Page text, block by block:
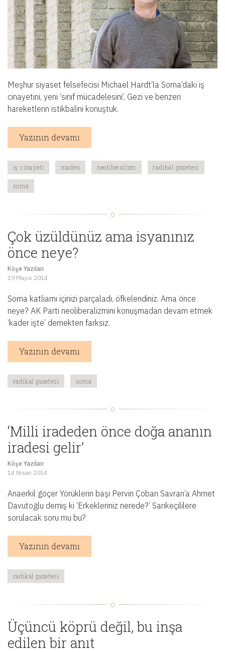
Meşhur siyaset felsefecisi Michael Hardt’la Soma’daki iş
cinayetini, yeni ‘sınıf mücadelesini’, Gezi ve benzeri
hareketlerin istikbalini konuştuk.
Yazının devamı
iş cinayeti maden neoliberalizm radikal gazetesi
soma
Çok üzüldünüz ama isyanınız
önce neye?
Köşe Yazıları
19 Mayıs 2014
Soma katliamı içinizi parçaladı, öfkelendiniz. Ama önce
neye? AK Parti neoliberalizmini konuşmadan devam etmek
‘kader işte’ demekten farksız.
Yazının devamı
radikal gazetesi soma
‘Milli iradeden önce doğa ananın
iradesi gelir’
Köşe Yazıları
14 Nisan 2014
Anaerkil göçer Yörüklerin başı Pervin Çoban Savran’a Ahmet
Davutoğlu demiş ki ‘Erkekleriniz nerede?’ Sarıkeçililere
sorulacak soru mu bu?
Yazının devamı
radikal gazetesi
Üçüncü köprü değil, bu inşa
edilen bir anıt